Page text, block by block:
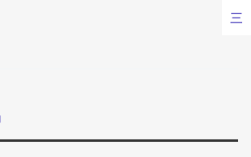
三